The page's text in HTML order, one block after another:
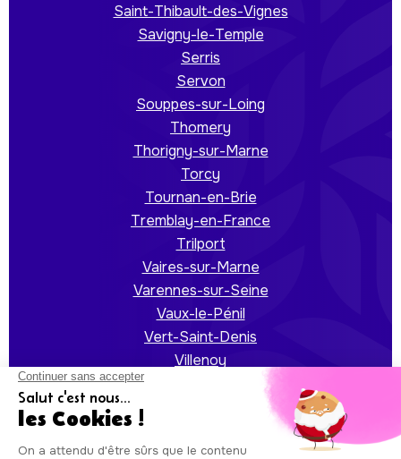
Saint-Thibault-des-Vignes
Savigny-le-Temple
Serris
Servon
Souppes-sur-Loing
Thomery
Thorigny-sur-Marne
Torcy
Tournan-en-Brie
Tremblay-en-France
Trilport
Vaires-sur-Marne
Varennes-sur-Seine
Vaux-le-Pénil
Vert-Saint-Denis
Villenoy